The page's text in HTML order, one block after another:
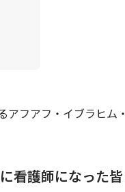
アフアフ・イブラヒ
看護師になった